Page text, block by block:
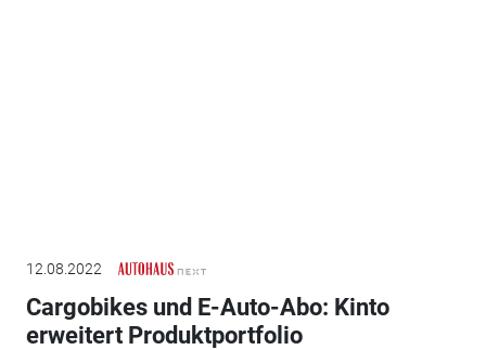
12.08.2022
Cargobikes und E-Auto-Abo: Kinto
erweitert Produktportfolio